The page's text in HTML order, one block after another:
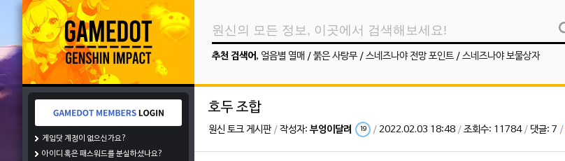
게임닷 계정이 없으신가요?
아이디 혹은 패스워드를 분실하셨나요?
추천 검색어 , 얼음별 열매 / 붉은 사탕무 / 스네즈나야 전망 포인트 / 스네즈나야 보물상자
호두 조합
원신 토크 게시판/ 작성자: 부엉이달려 19 / 2022.02.03 18:48 / 조회수: 11784/ 댓글: 7 /